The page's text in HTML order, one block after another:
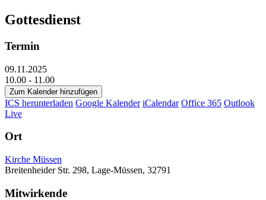
Gottesdienst
Termin
09.11.2025
10.00 - 11.00
Zum Kalender hinzufügen
ICS herunterladen Google Kalender iCalendar Office 365 Outlook
Live
Ort
Kirche Müssen
Breitenheider Str. 298, Lage-Müssen, 32791
Mitwirkende